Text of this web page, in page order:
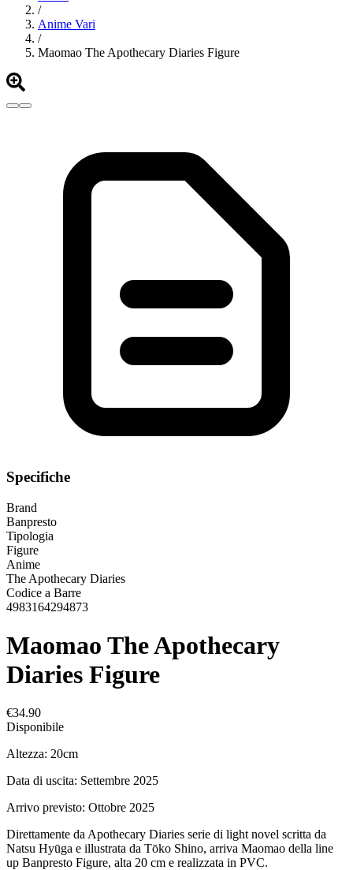
/
Anime Vari
/
Maomao The Apothecary Diaries Figure
Specifiche
Brand
Banpresto
Tipologia
Figure
Anime
The Apothecary Diaries
Codice a Barre
4983164294873
Maomao The Apothecary
Diaries Figure
€34.90
Disponibile
Altezza: 20cm
Data di uscita: Settembre 2025
Arrivo previsto: Ottobre 2025
Direttamente da Apothecary Diaries serie di light novel scritta da
Natsu Hyūga e illustrata da Tōko Shino, arriva Maomao della line
up Banpresto Figure, alta 20 cm e realizzata in PVC.